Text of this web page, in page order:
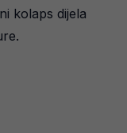
kolaps dijela